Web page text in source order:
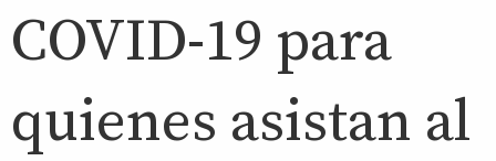
COVID-19 para
quienes asistan al